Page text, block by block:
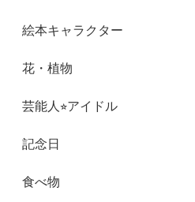
絵本キャラクター
花・植物
芸能人⭐︎アイドル
記念日
食べ物